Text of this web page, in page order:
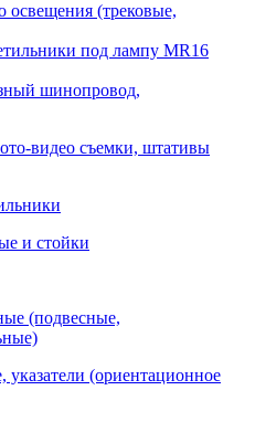
освещения (трековые,
под лампу MR16
шинопровод,
видео съемки, штативы
и стойки
(подвесные,
(ориентационное